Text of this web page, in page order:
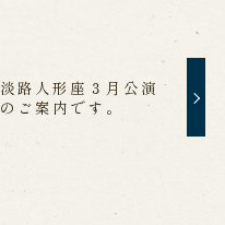
淡路人形座３月公演
のご案内です。